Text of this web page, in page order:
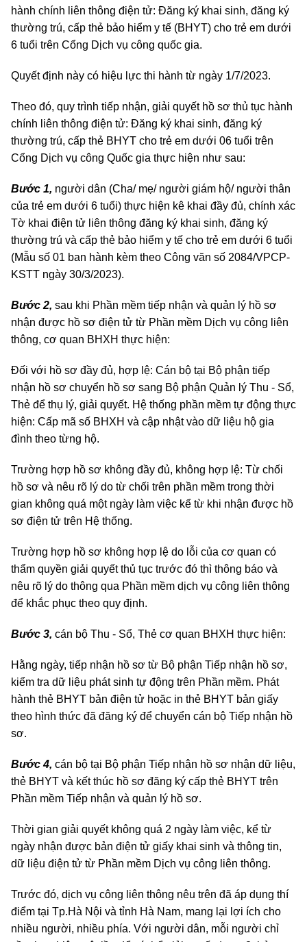
hành chính liên thông điện tử: Đăng ký khai sinh, đăng ký
thường trú, cấp thẻ bảo hiểm y tế (BHYT) cho trẻ em dưới
6 tuổi trên Cổng Dịch vụ công quốc gia.
Quyết định này có hiệu lực thi hành từ ngày 1/7/2023.
Theo đó, quy trình tiếp nhận, giải quyết hồ sơ thủ tục hành
chính liên thông điện tử: Đăng ký khai sinh, đăng ký
thường trú, cấp thẻ BHYT cho trẻ em dưới 06 tuổi trên
Cổng Dịch vụ công Quốc gia thực hiện như sau:
Bước 1, người dân (Cha/ mẹ/ người giám hộ/ người thân
của trẻ em dưới 6 tuổi) thực hiện kê khai đầy đủ, chính xác
Tờ khai điện tử liên thông đăng ký khai sinh, đăng ký
thường trú và cấp thẻ bảo hiểm y tế cho trẻ em dưới 6 tuổi
(Mẫu số 01 ban hành kèm theo Công văn số 2084/VPCP-
KSTT ngày 30/3/2023).
Bước 2, sau khi Phần mềm tiếp nhận và quản lý hồ sơ
nhận được hồ sơ điện tử từ Phần mềm Dịch vụ công liên
thông, cơ quan BHXH thực hiện:
Đối với hồ sơ đầy đủ, hợp lệ: Cán bộ tại Bộ phận tiếp
nhận hồ sơ chuyển hồ sơ sang Bộ phận Quản lý Thu - Sổ,
Thẻ để thụ lý, giải quyết. Hệ thống phần mềm tự động thực
hiện: Cấp mã số BHXH và cập nhật vào dữ liệu hộ gia
đình theo từng hộ.
Trường hợp hồ sơ không đầy đủ, không hợp lệ: Từ chối
hồ sơ và nêu rõ lý do từ chối trên phần mềm trong thời
gian không quá một ngày làm việc kể từ khi nhận được hồ
sơ điện tử trên Hệ thống.
Trường hợp hồ sơ không hợp lệ do lỗi của cơ quan có
thẩm quyền giải quyết thủ tục trước đó thì thông báo và
nêu rõ lý do thông qua Phần mềm dịch vụ công liên thông
để khắc phục theo quy định.
Bước 3, cán bộ Thu - Sổ, Thẻ cơ quan BHXH thực hiện:
Hằng ngày, tiếp nhận hồ sơ từ Bộ phận Tiếp nhận hồ sơ,
kiểm tra dữ liệu phát sinh tự động trên Phần mềm. Phát
hành thẻ BHYT bản điện tử hoặc in thẻ BHYT bản giấy
theo hình thức đã đăng ký để chuyển cán bộ Tiếp nhận hồ
sơ.
Bước 4, cán bộ tại Bộ phận Tiếp nhận hồ sơ nhận dữ liệu,
thẻ BHYT và kết thúc hồ sơ đăng ký cấp thẻ BHYT trên
Phần mềm Tiếp nhận và quản lý hồ sơ.
Thời gian giải quyết không quá 2 ngày làm việc, kể từ
ngày nhận được bản điện tử giấy khai sinh và thông tin,
dữ liệu điện tử từ Phần mềm Dịch vụ công liên thông.
Trước đó, dịch vụ công liên thông nêu trên đã áp dụng thí
điểm tại Tp.Hà Nội và tỉnh Hà Nam, mang lại lợi ích cho
nhiều người, nhiều phía. Với người dân, mỗi người chỉ